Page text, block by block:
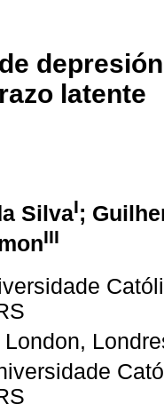
latente
SilvaI;
III